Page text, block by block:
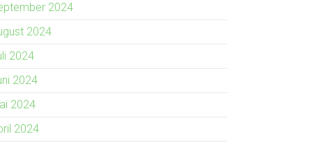
2024
2024
2024
2024
2024
2024